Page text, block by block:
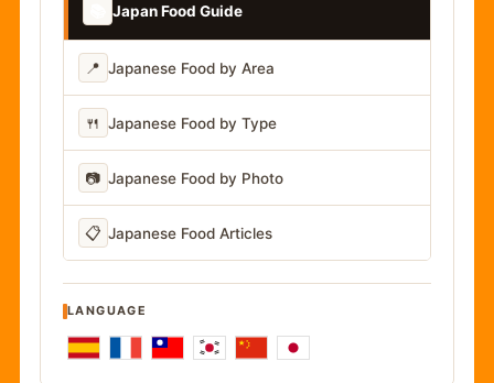
Japan Food Guide
📍 Japanese Food by Area
🍴 Japanese Food by Type
📷 Japanese Food by Photo
📋 Japanese Food Articles
LANGUAGE